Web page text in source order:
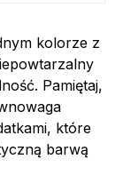
kolorze z
Pamiętaj,
które
barwą